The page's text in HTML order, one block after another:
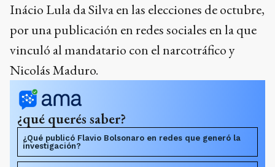
Inácio Lula da Silva en las elecciones de octubre,
por una publicación en redes sociales en la que
vinculó al mandatario con el narcotráfico y
Nicolás Maduro.
¿qué querés saber?
¿Qué publicó Flavio Bolsonaro en redes que generó la
investigación?